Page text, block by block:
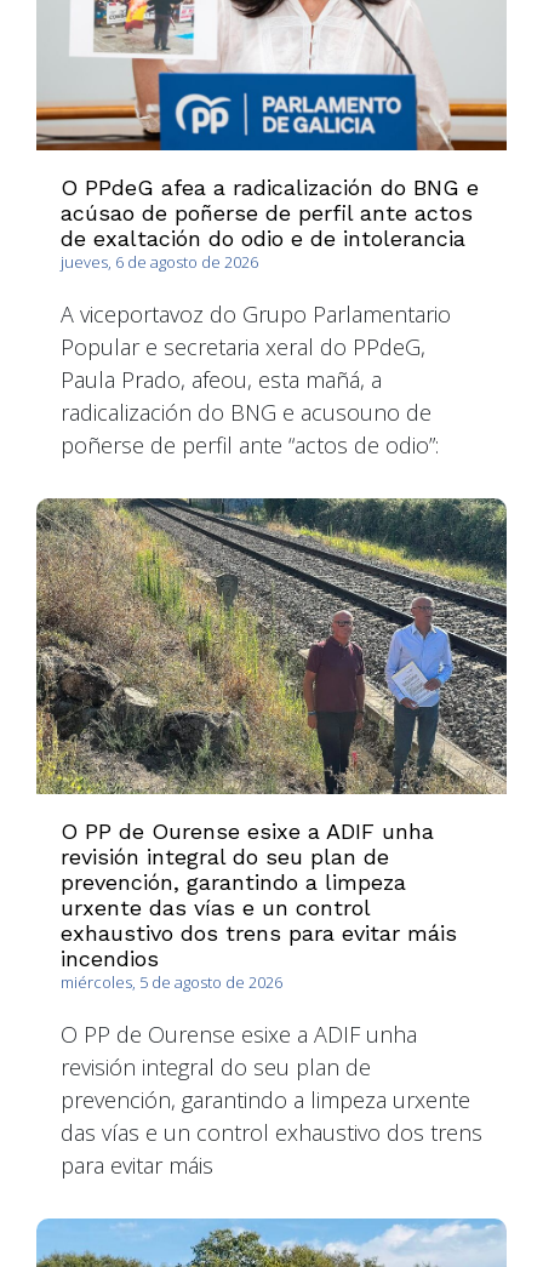
O PPdeG afea a radicalización do BNG e
acúsao de poñerse de perfil ante actos
de exaltación do odio e de intolerancia
jueves, 6 de agosto de 2026
A viceportavoz do Grupo Parlamentario
Popular e secretaria xeral do PPdeG,
Paula Prado, afeou, esta mañá, a
radicalización do BNG e acusouno de
poñerse de perfil ante “actos de odio”:
O PP de Ourense esixe a ADIF unha
revisión integral do seu plan de
prevención, garantindo a limpeza
urxente das vías e un control
exhaustivo dos trens para evitar máis
incendios
miércoles, 5 de agosto de 2026
O PP de Ourense esixe a ADIF unha
revisión integral do seu plan de
prevención, garantindo a limpeza urxente
das vías e un control exhaustivo dos trens
para evitar máis